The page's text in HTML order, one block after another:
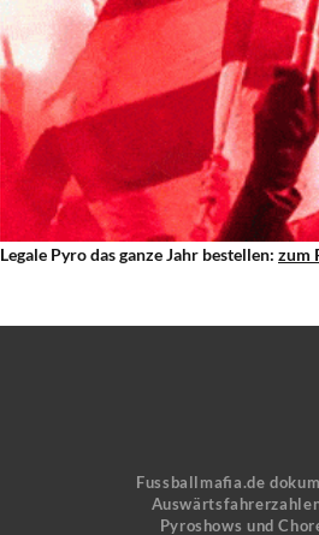
Legale Pyro das ganze Jahr bestellen: zum
Fussballmafia.de
Pyroshows und